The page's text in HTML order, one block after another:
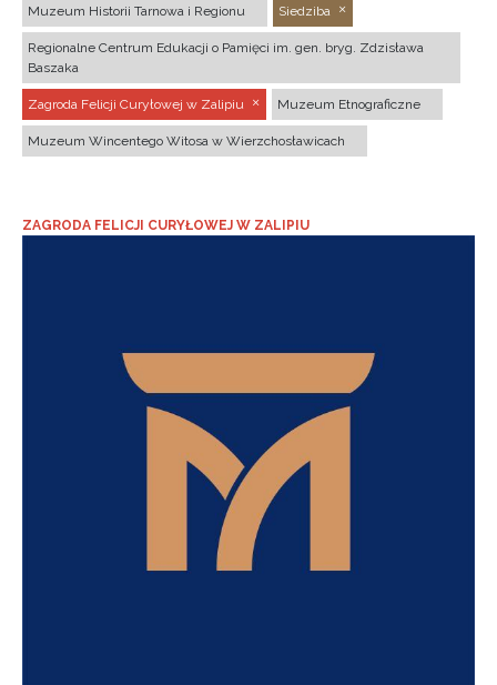
Muzeum Historii Tarnowa i Regionu Siedziba
Regionalne Centrum Edukacji o Pamięci im. gen. bryg. Zdzisława
Baszaka
Zagroda Felicji Curyłowej w Zalipiu Muzeum Etnograficzne
Muzeum Wincentego Witosa w Wierzchosławicach
ZAGRODA FELICJI CURYŁOWEJ W ZALIPIU